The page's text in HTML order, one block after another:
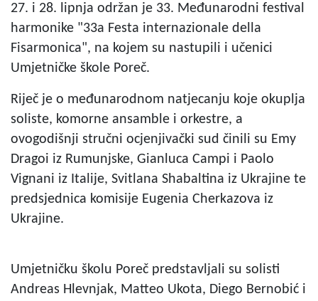
27. i 28. lipnja održan je 33. Međunarodni festival
harmonike "33a Festa internazionale della
Fisarmonica", na kojem su nastupili i učenici
Umjetničke škole Poreč.
Riječ je o međunarodnom natjecanju koje okuplja
soliste, komorne ansamble i orkestre, a
ovogodišnji stručni ocjenjivački sud činili su Emy
Dragoi iz Rumunjske, Gianluca Campi i Paolo
Vignani iz Italije, Svitlana Shabaltina iz Ukrajine te
predsjednica komisije Eugenia Cherkazova iz
Ukrajine.
Umjetničku školu Poreč predstavljali su solisti
Andreas Hlevnjak, Matteo Ukota, Diego Bernobić i